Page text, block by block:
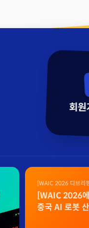
회원
[WAIC 2026 디브리
자료
[WAIC 2026
중국 AI 로봇